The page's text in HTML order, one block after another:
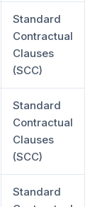
Standard
Contractual
Clauses
(SCC)
Standard
Contractual
Clauses
(SCC)
Standard